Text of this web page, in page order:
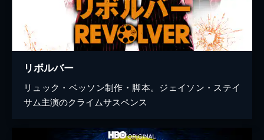
リボルバー
リュック・ベッソン制作・脚本。ジェイソン・ステイ
サム主演のクライムサスペンス